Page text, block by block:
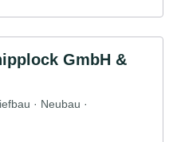
GmbH &
· Neubau ·